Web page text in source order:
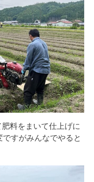
料をまいて仕上げに
すがみんなでやると